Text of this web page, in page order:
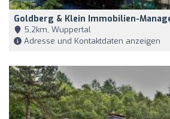
Goldberg & Klein Immobilien-
5,2km, Wuppertal
Adresse und Kontaktdaten anzeigen